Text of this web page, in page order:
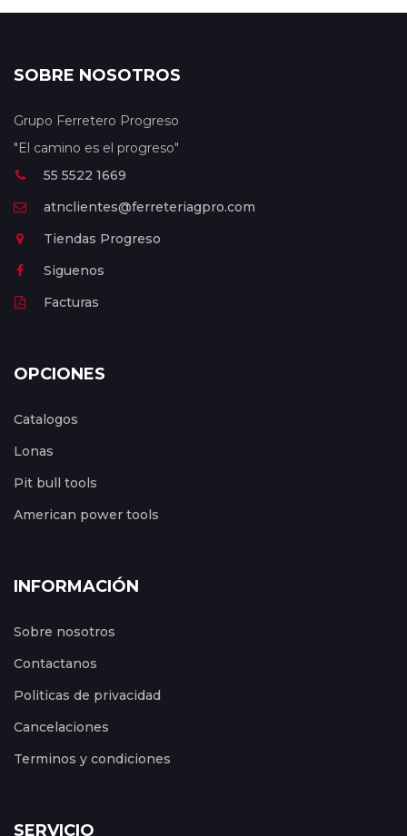
SOBRE NOSOTROS
Grupo Ferretero Progreso
"El camino es el progreso"
55 5522 1669
atnclientes@ferreteriagpro.com
Tiendas Progreso
Siguenos
Facturas
OPCIONES
Catalogos
Lonas
Pit bull tools
American power tools
INFORMACIÓN
Sobre nosotros
Contactanos
Politicas de privacidad
Cancelaciones
Terminos y condiciones
SERVICIO